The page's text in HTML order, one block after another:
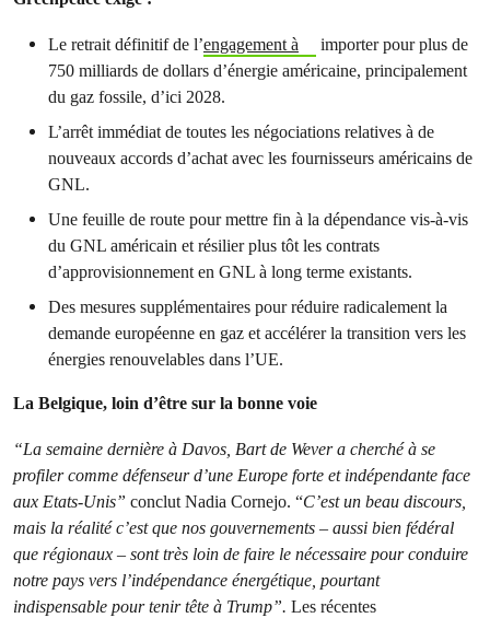
Le retrait définitif de l’engagement à
importer pour plus de
750 milliards de dollars d’énergie américaine, principalement
du gaz fossile, d’ici 2028.
L’arrêt immédiat de toutes les négociations relatives à de
nouveaux accords d’achat avec les fournisseurs américains de
GNL.
Une feuille de route pour mettre fin à la dépendance vis-à-vis
du GNL américain et résilier plus tôt les contrats
d’approvisionnement en GNL à long terme existants.
Des mesures supplémentaires pour réduire radicalement la
demande européenne en gaz et accélérer la transition vers les
énergies renouvelables dans l’UE.
La Belgique, loin d’être sur la bonne voie
“La semaine dernière à Davos, Bart de Wever a cherché à se
profiler comme défenseur d’une Europe forte et indépendante face
aux Etats-Unis” conclut Nadia Cornejo. “C’est un beau discours,
mais la réalité c’est que nos gouvernements – aussi bien fédéral
que régionaux – sont très loin de faire le nécessaire pour conduire
notre pays vers l’indépendance énergétique, pourtant
indispensable pour tenir tête à Trump”. Les récentes